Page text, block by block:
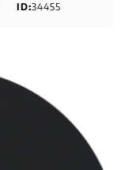
ID:34455